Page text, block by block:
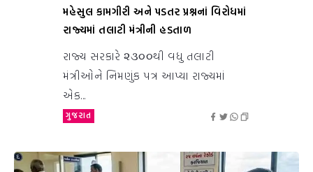
મહેસુલ કામગીરી અને પડતર પ્રશ્નનાં વિરોધમાં
રાજ્યમાં તલાટી મંત્રીની હડતાળ
રાજ્ય સરકારે ૨૩૦૦થી વધુ તલાટી
મંત્રીઓને નિમણુંક પત્ર આપ્યા રાજ્યમાં
એક...
ગુજરાત